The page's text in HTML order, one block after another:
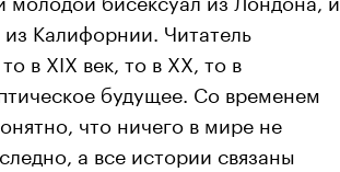
Калифорнии. Читатель
в XIX век, то в XX, то в
будущее. Со временем
что ничего в мире не
а все истории связаны